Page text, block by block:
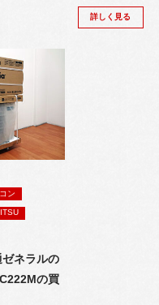
詳しく見る
ン
ゼネラルの
の買